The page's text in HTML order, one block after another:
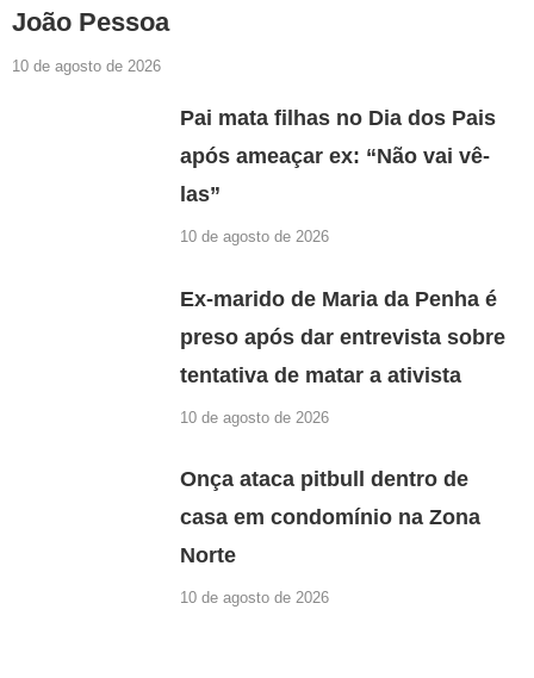
João Pessoa
10 de agosto de 2026
Pai mata filhas no Dia dos Pais
após ameaçar ex: “Não vai vê-
las”
10 de agosto de 2026
Ex-marido de Maria da Penha é
preso após dar entrevista sobre
tentativa de matar a ativista
10 de agosto de 2026
Onça ataca pitbull dentro de
casa em condomínio na Zona
Norte
10 de agosto de 2026